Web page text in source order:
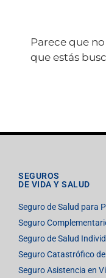
Parece que
que estás
SEGUROS
DE VIDA Y SALUD
Seguro de Salud para
Seguro
Seguro de Salud
Seguro Catastrófico de
Seguro Asistencia en